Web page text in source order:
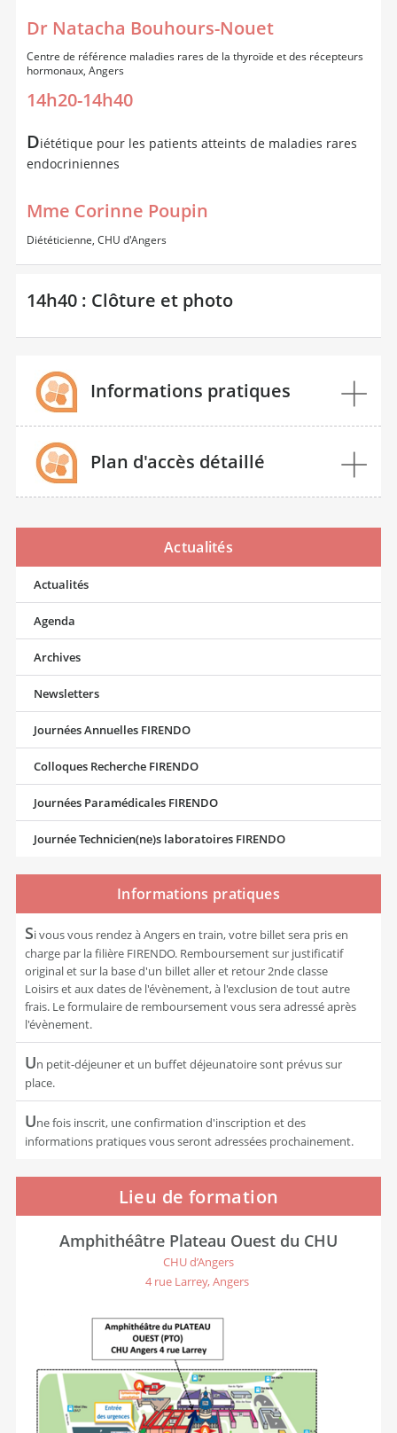
Dr Natacha Bouhours-Nouet
Centre de référence maladies rares de la thyroïde et des récepteurs
hormonaux, Angers
14h20-14h40
Diététique pour les patients atteints de maladies rares
endocriniennes
Mme Corinne Poupin
Diététicienne, CHU d'Angers
14h40 : Clôture et photo
Informations pratiques
Plan d'accès détaillé
Actualités
Actualités
Agenda
Archives
Newsletters
Journées Annuelles FIRENDO
Colloques Recherche FIRENDO
Journées Paramédicales FIRENDO
Journée Technicien(ne)s laboratoires FIRENDO
Informations pratiques
Si vous vous rendez à Angers en train, votre billet sera pris en
charge par la filière FIRENDO. Remboursement sur justificatif
original et sur la base d'un billet aller et retour 2nde classe
Loisirs et aux dates de l'évènement, à l'exclusion de tout autre
frais. Le formulaire de remboursement vous sera adressé après
l'évènement.
Un petit-déjeuner et un buffet déjeunatoire sont prévus sur
place.
Une fois inscrit, une confirmation d'inscription et des
informations pratiques vous seront adressées prochainement.
Lieu de formation
Amphithéâtre Plateau Ouest du CHU
CHU d’Angers
4 rue Larrey, Angers